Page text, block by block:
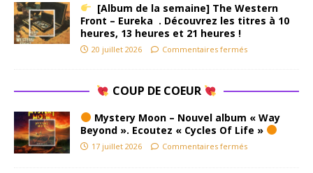
[Album de la semaine] The Western
Front – Eureka . Découvrez les titres à 10
heures, 13 heures et 21 heures !
20 juillet 2026 Commentaires fermés
COUP DE COEUR
Mystery Moon – Nouvel album « Way
Beyond ». Ecoutez « Cycles Of Life »
17 juillet 2026 Commentaires fermés